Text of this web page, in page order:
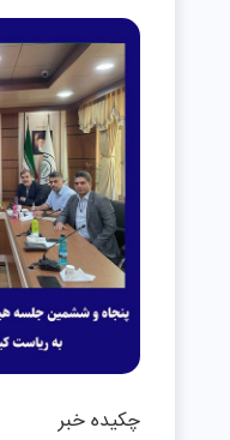
چکیده خبر